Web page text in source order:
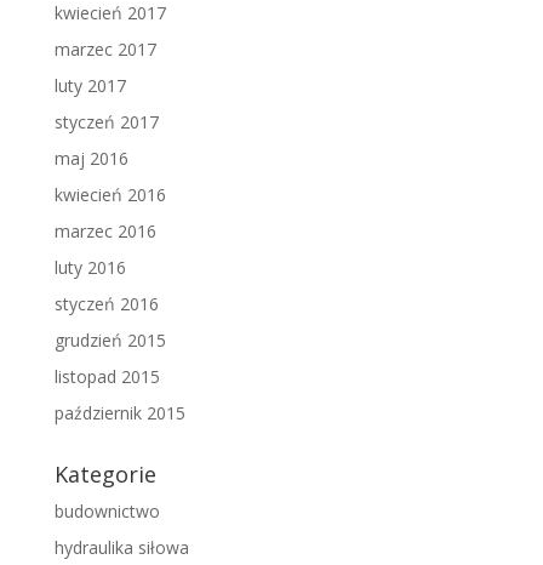
kwiecień 2017
marzec 2017
luty 2017
styczeń 2017
maj 2016
kwiecień 2016
marzec 2016
luty 2016
styczeń 2016
grudzień 2015
listopad 2015
październik 2015
Kategorie
budownictwo
hydraulika siłowa